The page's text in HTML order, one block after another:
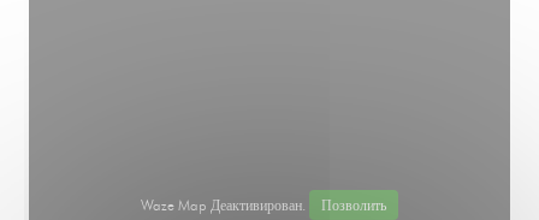
Waze Map Деактивирован. Позволить